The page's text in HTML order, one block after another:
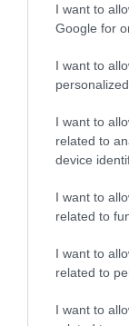
I want to
Google for
I want to
I want to
related to
device
I want to
related to
I want to
related to
I want to
Piacenza,
Larenzia: